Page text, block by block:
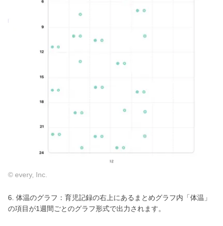
© every, Inc.
6. 体温のグラフ：育児記録の右上にあるまとめグラフ内「体温」
の項目が1週間ごとのグラフ形式で出力されます。